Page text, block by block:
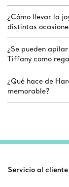
¿Cómo llevar la
distintas
¿Se pueden
Tiffany como
¿Qué hace de
memorable?
Servicio al cliente